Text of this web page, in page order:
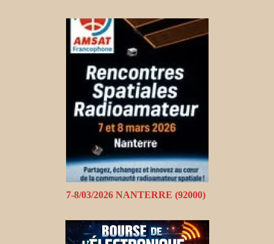
7-8/03/2026 NANTERRE (92000)